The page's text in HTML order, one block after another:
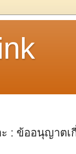
: ข้ออนุญาตเ